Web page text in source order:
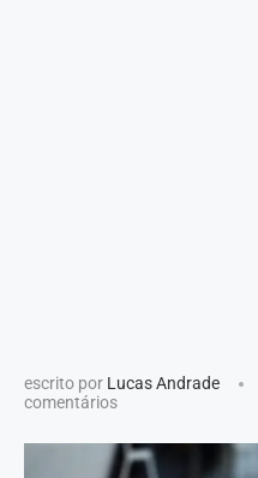
escrito por Lucas Andrade
comentários